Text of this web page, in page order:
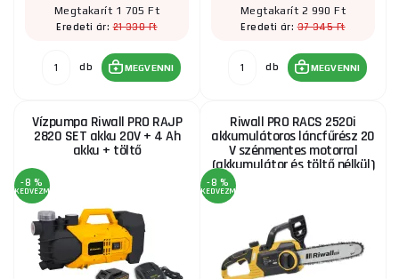
Megtakarít 1 705 Ft
Eredeti ár:21 330 Ft
db MEGVENNI
Megtakarít 2 990 Ft
Eredeti ár:37 345 Ft
db MEGVENNI
Vízpumpa Riwall PRO RAJP
2820 SET akku 20V + 4 Ah
akku + töltő
-8 %
KEDVEZMÉNY
Riwall PRO RACS 2520i
akkumulátoros láncfűrész 20
V szénmentes motorral
(akkumulátor és töltő nélkül)
-8 %
KEDVEZMÉNY